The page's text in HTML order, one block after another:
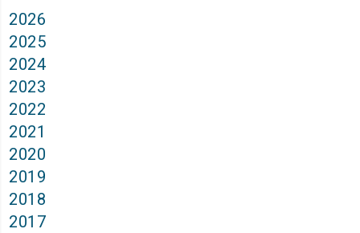
2026
2025
2024
2023
2022
2021
2020
2019
2018
2017